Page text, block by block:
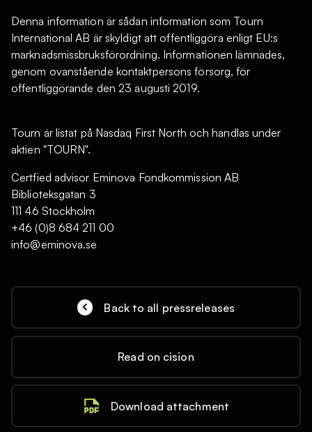
Denna information är sådan information som Tourn
International AB är skyldigt att offentliggöra enligt EU:s
marknadsmissbruksförordning. Informationen lämnades,
genom ovanstående kontaktpersons försorg, för
offentliggörande den 23 augusti 2019.
Tourn är listat på Nasdaq First North och handlas under
aktien "TOURN".
Certfied advisor Eminova Fondkommission AB
Biblioteksgatan 3
111 46 Stockholm
+46 (0)8 684 211 00
info@eminova.se
Back to all pressreleases
Read on cision
Download attachment